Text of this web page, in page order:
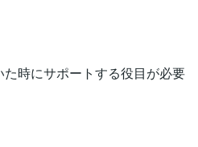
時にサポートする役目が必要